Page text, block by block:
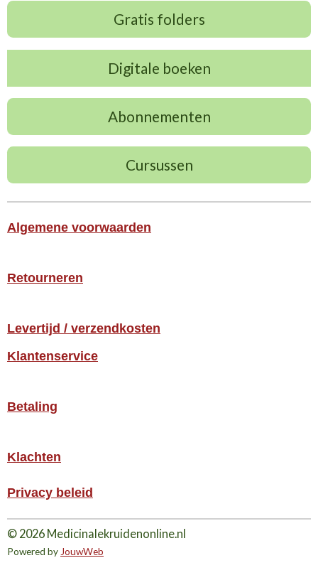
Gratis folders
Digitale boeken
Abonnementen
Cursussen
Algemene voorwaarden
Retourneren
Levertijd / verzendkosten
Klantenservice
Betaling
Klachten
Privacy beleid
© 2026 Medicinalekruidenonline.nl
Powered by JouwWeb